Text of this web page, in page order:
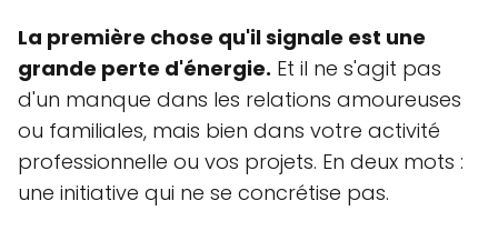
La première chose qu'il signale est une
grande perte d'énergie. Et il ne s'agit pas
d'un manque dans les relations amoureuses
ou familiales, mais bien dans votre activité
professionnelle ou vos projets. En deux mots :
une initiative qui ne se concrétise pas.